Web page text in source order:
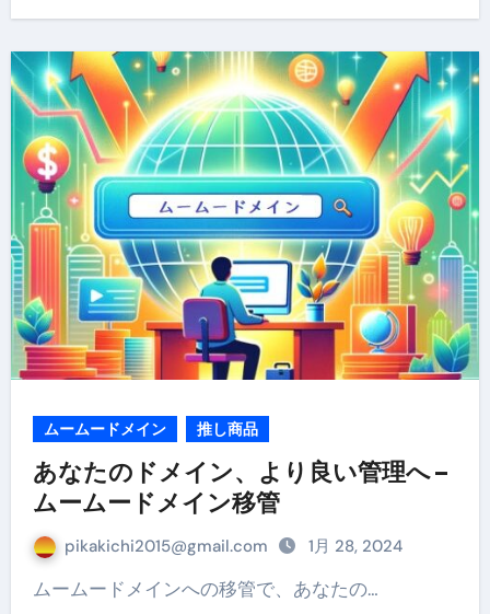
ムームードメイン 推し商品
あなたのドメイン、より良い管理へ –
ムームードメイン移管
pikakichi2015@gmail.com 1月 28, 2024
ムームードメインへの移管で、あなたの…